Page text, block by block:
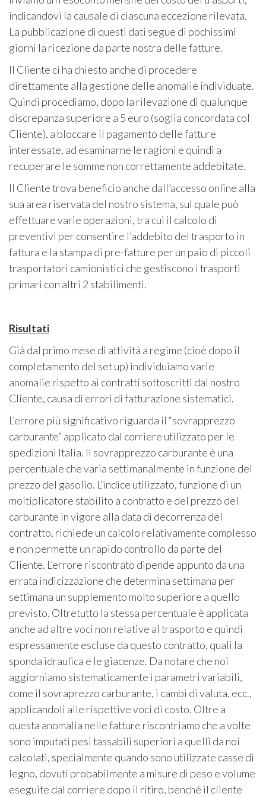
indicandovi la causale di ciascuna eccezione rilevata.
La pubblicazione di questi dati segue di pochissimi
giorni la ricezione da parte nostra delle fatture.
Il Cliente ci ha chiesto anche di procedere
direttamente alla gestione delle anomalie individuate.
Quindi procediamo, dopo la rilevazione di qualunque
discrepanza superiore a 5 euro (soglia concordata col
Cliente), a bloccare il pagamento delle fatture
interessate, ad esaminarne le ragioni e quindi a
recuperare le somme non correttamente addebitate.
Il Cliente trova beneficio anche dall’accesso online alla
sua area riservata del nostro sistema, sul quale può
effettuare varie operazioni, tra cui il calcolo di
preventivi per consentire l’addebito del trasporto in
fattura e la stampa di pre-fatture per un paio di piccoli
trasportatori camionistici che gestiscono i trasporti
primari con altri 2 stabilimenti.
Risultati
Già dal primo mese di attività a regime (cioè dopo il
completamento del set up) individuiamo varie
anomalie rispetto ai contratti sottoscritti dal nostro
Cliente, causa di errori di fatturazione sistematici.
L’errore più significativo riguarda il “sovrapprezzo
carburante” applicato dal corriere utilizzato per le
spedizioni Italia. Il sovrapprezzo carburante è una
percentuale che varia settimanalmente in funzione del
prezzo del gasolio. L’indice utilizzato, funzione di un
moltiplicatore stabilito a contratto e del prezzo del
carburante in vigore alla data di decorrenza del
contratto, richiede un calcolo relativamente complesso
e non permette un rapido controllo da parte del
Cliente. L’errore riscontrato dipende appunto da una
errata indicizzazione che determina settimana per
settimana un supplemento molto superiore a quello
previsto. Oltretutto la stessa percentuale è applicata
anche ad altre voci non relative al trasporto e quindi
espressamente escluse da questo contratto, quali la
sponda idraulica e le giacenze. Da notare che noi
aggiorniamo sistematicamente i parametri variabili,
come il sovraprezzo carburante, i cambi di valuta, ecc.,
applicandoli alle rispettive voci di costo. Oltre a
questa anomalia nelle fatture riscontriamo che a volte
sono imputati pesi tassabili superiori a quelli da noi
calcolati, specialmente quando sono utilizzate casse di
legno, dovuti probabilmente a misure di peso e volume
eseguite dal corriere dopo il ritiro, benché il cliente